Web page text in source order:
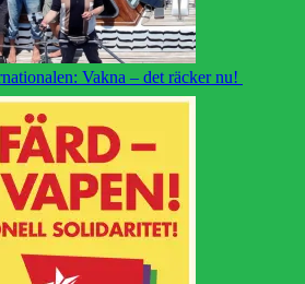
Vakna – det räcker nu!